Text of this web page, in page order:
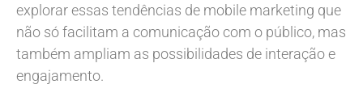
explorar essas tendências de mobile marketing que
não só facilitam a comunicação com o público, mas
também ampliam as possibilidades de interação e
engajamento.